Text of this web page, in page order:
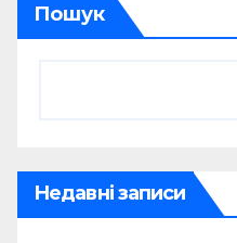
Пошук
Недавні записи